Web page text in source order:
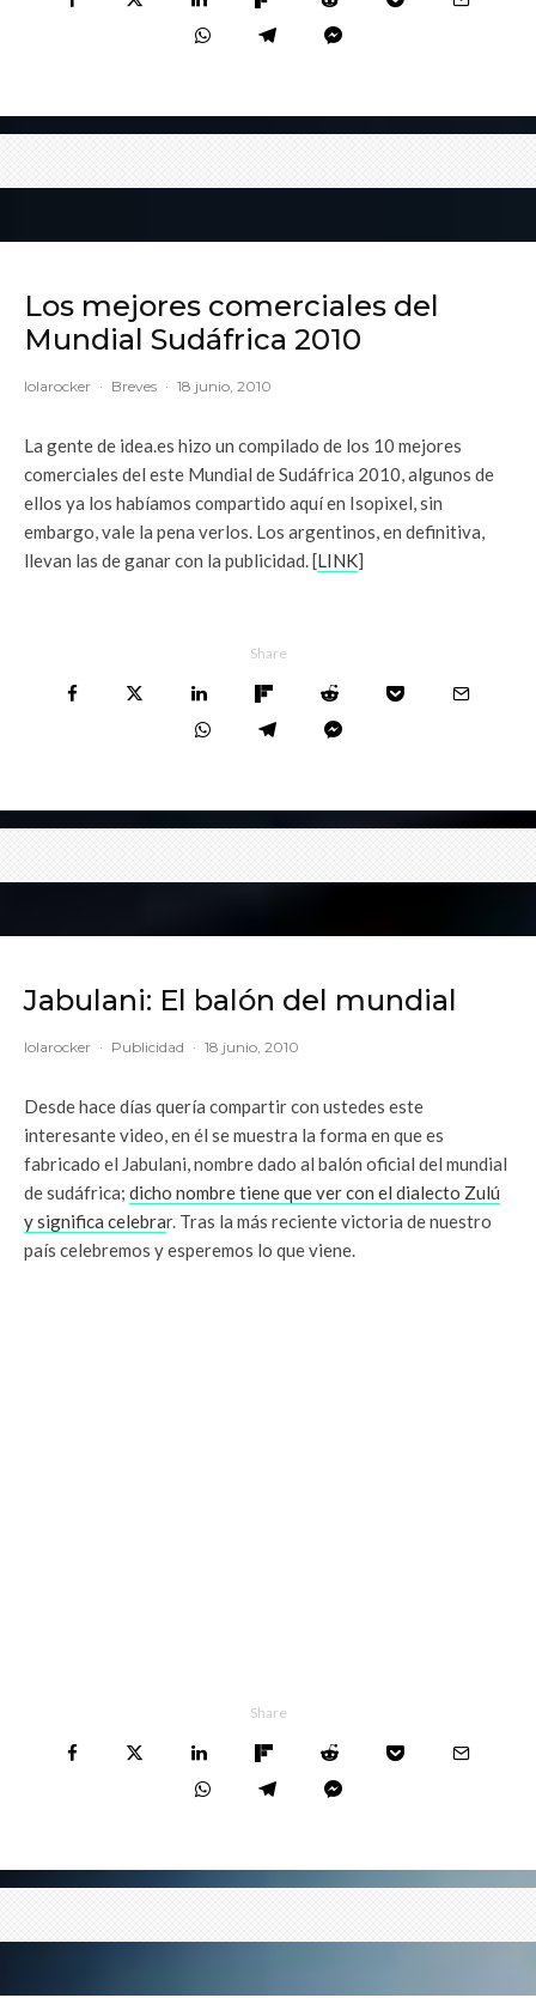
Los mejores comerciales del
Mundial Sudáfrica 2010
lolarocker · Breves · 18 junio, 2010
La gente de idea.es hizo un compilado de los 10 mejores
comerciales del este Mundial de Sudáfrica 2010, algunos de
ellos ya los habíamos compartido aquí en Isopixel, sin
embargo, vale la pena verlos. Los argentinos, en definitiva,
llevan las de ganar con la publicidad. [LINK]
Share
Jabulani: El balón del mundial
lolarocker · Publicidad · 18 junio, 2010
Desde hace días quería compartir con ustedes este
interesante video, en él se muestra la forma en que es
fabricado el Jabulani, nombre dado al balón oficial del mundial
de sudáfrica; dicho nombre tiene que ver con el dialecto Zulú
y significa celebrar. Tras la más reciente victoria de nuestro
país celebremos y esperemos lo que viene.
Share